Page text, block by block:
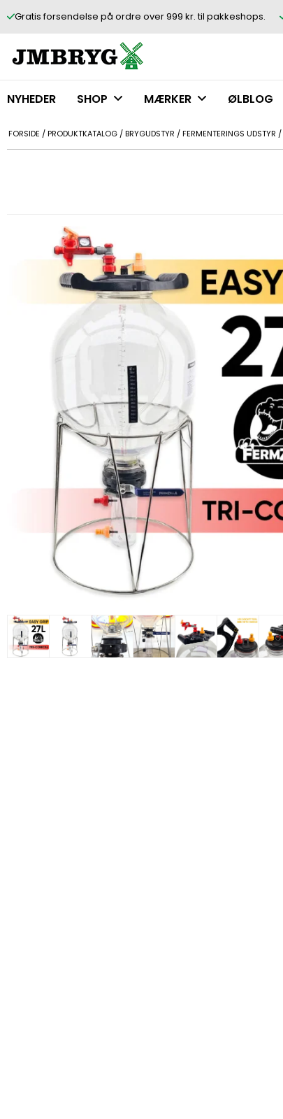
Gratis forsendelse på ordre over 999 kr. til pakkeshops.
NYHEDER SHOP MÆRKER ØLBLOG
FORSIDE / PRODUKTKATALOG /BRYGUDSTYR /FERMENTERINGS UDSTYR /